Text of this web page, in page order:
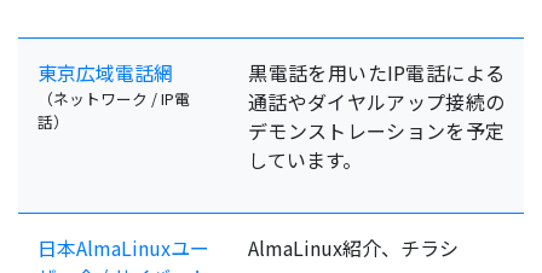
東京広域電話網
（ネットワーク / IP電
話）
黒電話を用いたIP電話による
通話やダイヤルアップ接続の
デモンストレーションを予定
しています。
日本AlmaLinuxユー
AlmaLinux紹介、チラシ